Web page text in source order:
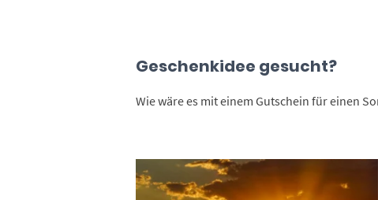
Geschenkidee gesucht?
Wie wäre es mit einem Gutschein für einen
Dieses Produkt weist mehrere Varianten auf. Die Optionen können auf der Produktseite gewählt werden